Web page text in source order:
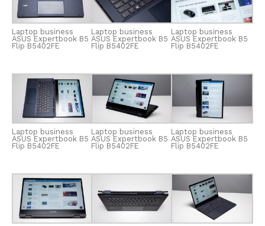
Laptop business
ASUS Expertbook B5
Flip B5402FE
Laptop business
ASUS Expertbook B5
Flip B5402FE
Laptop business
ASUS Expertbook B5
Flip B5402FE
Laptop business
ASUS Expertbook B5
Flip B5402FE
Laptop business
ASUS Expertbook B5
Flip B5402FE
Laptop business
ASUS Expertbook B5
Flip B5402FE